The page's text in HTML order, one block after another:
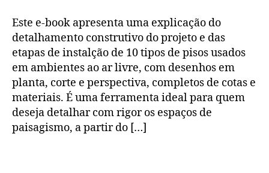
Este e-book apresenta uma explicação do
detalhamento construtivo do projeto e das
etapas de instalção de 10 tipos de pisos usados
em ambientes ao ar livre, com desenhos em
planta, corte e perspectiva, completos de cotas e
materiais. É uma ferramenta ideal para quem
deseja detalhar com rigor os espaços de
paisagismo, a partir do […]